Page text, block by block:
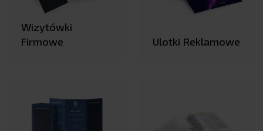
Wizytówki
Firmowe
Ulotki Reklamowe